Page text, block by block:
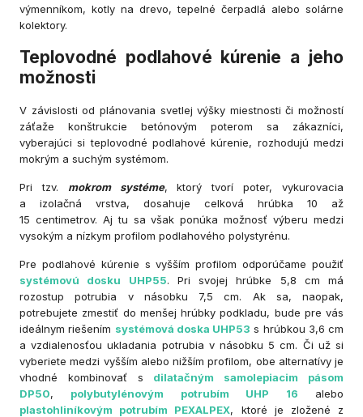
výmenníkom, kotly na drevo, tepelné čerpadlá alebo solárne
kolektory.
Teplovodné podlahové kúrenie a jeho
možnosti
V závislosti od plánovania svetlej výšky miestnosti či možností
záťaže konštrukcie betónovým poterom sa zákazníci,
vyberajúci si teplovodné podlahové kúrenie, rozhodujú medzi
mokrým a suchým systémom.
Pri tzv. mokrom systéme, ktorý tvorí poter, vykurovacia
a izolačná vrstva, dosahuje celková hrúbka 10 až
15 centimetrov. Aj tu sa však ponúka možnosť výberu medzi
vysokým a nízkym profilom podlahového polystyrénu.
Pre podlahové kúrenie s vyšším profilom odporúčame použiť
systémovú dosku UHP55. Pri svojej hrúbke 5,8 cm má
rozostup potrubia v násobku 7,5 cm. Ak sa, naopak,
potrebujete zmestiť do menšej hrúbky podkladu, bude pre vás
ideálnym riešením systémová doska UHP53 s hrúbkou 3,6 cm
a vzdialenosťou ukladania potrubia v násobku 5 cm. Či už si
vyberiete medzi vyšším alebo nižším profilom, obe alternatívy je
vhodné kombinovať s dilatačným samolepiacim pásom
DP50, polybutylénovým potrubím UHP 16 alebo
plastohliníkovým potrubím PEXALPEX, ktoré je zložené z